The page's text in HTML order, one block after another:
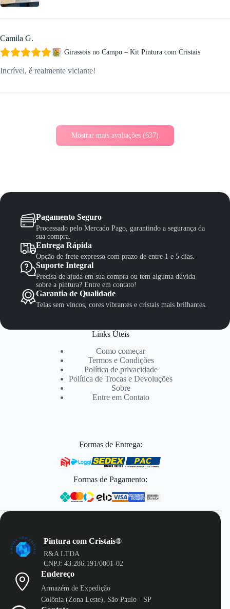
Camila G.
Girassois no Campo – Kit Pintura com Cristais
Incrível, é realmente viciante!
Mostrar mais avaliações (637)
Pagamento Seguro
Processado pelo Mercado Pago, garantindo a segurança da
sua compra.
Entrega Rápida
Opção de frete expresso com prazo de entre 1 e 5 dias.
Suporte Integral
Precisa de ajuda em sua compra ou tem alguma dúvida
sobre a pintura? Entre em contato!
Garantia de Qualidade
Telas sem vincos, cores vibrantes e cristais mais brilhantes.
Links Úteis
Como começar
Termos e Condições
Política de privacidade
Política de Trocas e Devoluções
Sobre
Entre em Contato
Formas de Entrega:
Formas de Pagamento:
Pintura com Cristais®
R&A LTDA
CNPJ: 43.286.191/0001-02
Endereço
Armazém de Expedição
Colônia (Zona Leste), São Paulo - SP